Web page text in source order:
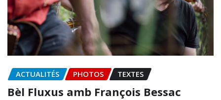
ACTUALITÉS PHOTOS TEXTES
Bèl Fluxus amb François Bessac